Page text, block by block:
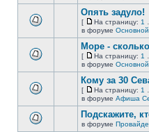
сообщений.
этой
непрочитанных
сообщений.
страницу
этой
непрочитанных
сообщений.
Опять задуло!
[
На
страницу
На страницу: 1
в форуме
этой
непрочитанных
сообщений.
Море -
[
На
страницу
На страницу: 1
в форуме
этой
Кому за 30
[
На
страницу
На страницу: 1
в форуме Афиша
Подскажите,
в форуме